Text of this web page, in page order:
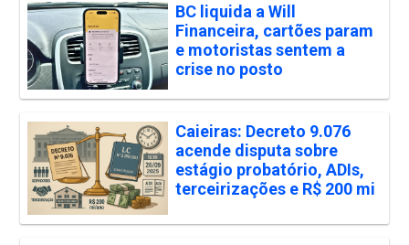
BC liquida a Will
Financeira, cartões param
e motoristas sentem a
crise no posto
Caieiras: Decreto 9.076
acende disputa sobre
estágio probatório, ADIs,
terceirizações e R$ 200 mi